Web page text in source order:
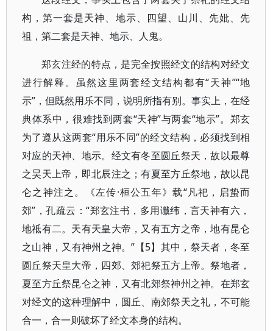
构，第一套是天神、地示、四望、山川、先妣、先
祖，第二套是天神、地示、人鬼。
郑玄注经的特点，是完全按照经文的结构对经文
进行解释。虽然这里两套经文结构都有“天神”“地
示”，但既然用乐不同，说明所指有别。事实上，在经
典体系中，很难找到两套“天神”与两套“地示”。郑玄
为了遵从这两套“用乐不同”的经文结构，必须找到相
对应的天神、地示。经文有冬至圆丘祭天，故以最尊
之昊天上帝，即北辰注之；有夏至方丘祭地，故以昆
仑之神注之。《左传·桓公五年》载“凡祀，启蛰而
郊”，孔疏云：“郑玄注书，多用谶纬，言天神有六，
地祗有二。天有天皇大帝，又有五方之帝，地有昆仑
之山神，又有神州之神。”【5】其中，祭天者，冬至
圆丘祭天皇大帝，四郊、郊祀祭五方上帝。祭地者，
夏至方丘祭昆仑之神，又有北郊祭神州之神。在郑玄
对经文的这种理解中，圆丘、南郊祭天之礼，不可能
合一，合一则破坏了经文本身的结构。